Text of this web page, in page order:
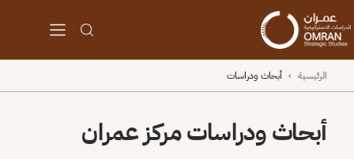
الرئيسية › أبحاث ودراسات
أبحاث ودراسات مركز عمران